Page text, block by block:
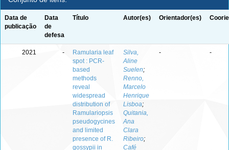
Data de
publicação
Data
de
defesa
Título Autor(es) Orientador(es)
2021 -
Ramularia leaf
spot : PCR-
based
methods
reveal
widespread
distribution of
Ramulariopsis
pseudogycines
and limited
presence of R.
gossypii in
Silva,
Aline
Suelen;
Renno,
Marcelo
Henrique
Lisboa;
Quitania,
Ana
Clara
Ribeiro;
Café
- -